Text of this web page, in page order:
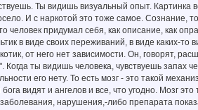
Ты видишь визуальный опыт. Картинка
И с наркотой это тоже самое. Сознание,
придумал себя, как описание, как
в виде своих переживаний, в виде каких-то
от него нет зависимости. Он, говорят,
ты видишь человека, чувствуешь запах
его нету. То есть мозг - это такой
видят и ангелов и все, что угодно. Мозг
нарушения,-либо препарата